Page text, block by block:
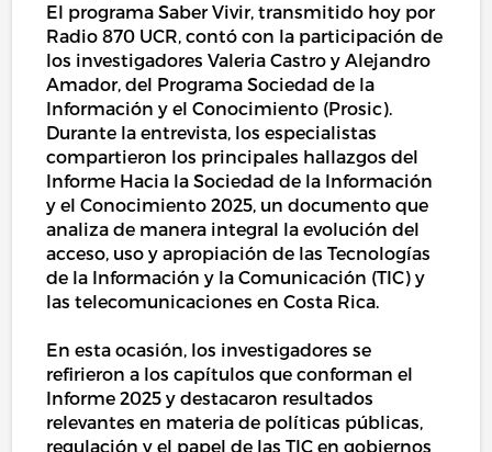
El programa Saber Vivir, transmitido hoy por
Radio 870 UCR, contó con la participación de
los investigadores Valeria Castro y Alejandro
Amador, del Programa Sociedad de la
Información y el Conocimiento (Prosic).
Durante la entrevista, los especialistas
compartieron los principales hallazgos del
Informe Hacia la Sociedad de la Información
y el Conocimiento 2025, un documento que
analiza de manera integral la evolución del
acceso, uso y apropiación de las Tecnologías
de la Información y la Comunicación (TIC) y
las telecomunicaciones en Costa Rica.
En esta ocasión, los investigadores se
refirieron a los capítulos que conforman el
Informe 2025 y destacaron resultados
relevantes en materia de políticas públicas,
regulación y el papel de las TIC en gobiernos